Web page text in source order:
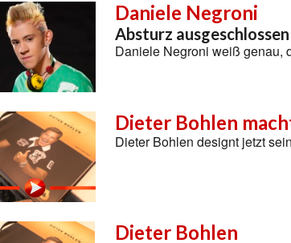
Daniele Negroni
Absturz ausgeschlossen
Daniele Negroni weiß genau,
Dieter Bohlen
Dieter Bohlen designt jetzt
Dieter Bohlen